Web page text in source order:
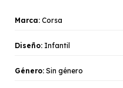
Marca: Corsa
Diseño: Infantil
Género: Sin género